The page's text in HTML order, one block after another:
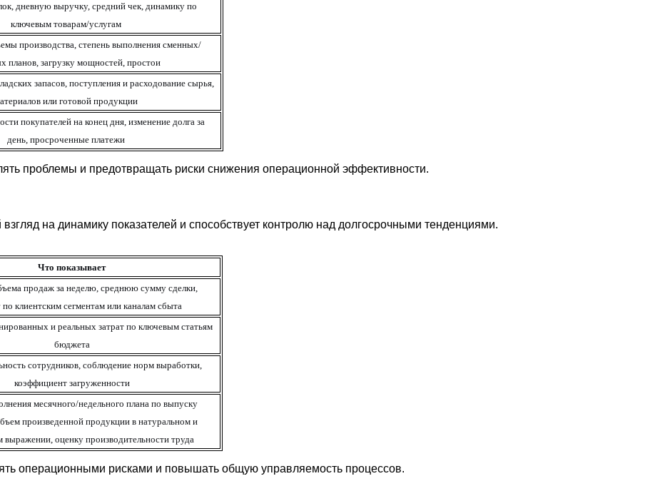
дневную выручку, средний чек, динамику по
ключевым товарам/услугам
емы производства, степень выполнения сменных/
планов, загрузку мощностей, простои
запасов, поступления и расходование сырья,
или готовой продукции
покупателей на конец дня, изменение долга за
день, просроченные платежи
проблемы и предотвращать риски снижения операционной эффективности.
взгляд на динамику показателей и способствует контролю над долгосрочными тенденциями.
Что показывает
продаж за неделю, среднюю сумму сделки,
клиентским сегментам или каналам сбыта
и реальных затрат по ключевым статьям
бюджета
сотрудников, соблюдение норм выработки,
коэффициент загруженности
месячного/недельного плана по выпуску
произведенной продукции в натуральном и
выражении, оценку производительности труда
операционными рисками и повышать общую управляемость процессов.